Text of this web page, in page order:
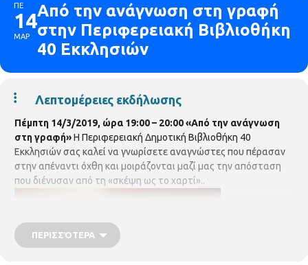
ΠΕ
14
ΜΑΡ
Από την ανάγνωση στη γραφή
στην Περιφερειακή Βιβλιοθήκη
40 Εκκλησιών
Λεπτομέρειες εκδήλωσης
Πέμπτη 14/3/2019, ώρα 19:00 – 20:00«Από την ανάγνωση
στη γραφή»Η Περιφερειακή Δημοτική Βιβλιοθήκη 40
Εκκλησιών σας καλεί να γνωρίσετε αναγνώστες που πέρασαν
στην απέναντι όχθη και μοιράζονται μαζί μας την απόσταση
που διένυσαν από τη «σκέψη ως το χαρτί»..
ΠΕΡΙΣΣΌΤΕΡΑ